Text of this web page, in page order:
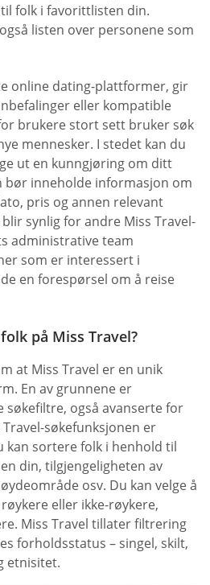
folk i favorittlisten din.
listen over personene som
online dating-plattformer, gir
eller kompatible
brukere stort sett bruker søk
mennesker. I stedet kan du
ut en kunngjøring om ditt
bør inneholde informasjon om
pris og annen relevant
synlig for andre Miss Travel-
administrative team
som er interessert i
en forespørsel om å reise
på Miss Travel?
at Miss Travel er en unik
En av grunnene er
søkefiltre, også avanserte for
søkefunksjonen er
kan sortere folk i henhold til
din, tilgjengeligheten av
osv. Du kan velge å
eller ikke-røykere,
Miss Travel tillater filtrering
forholdsstatus – singel, skilt,
etnisitet.